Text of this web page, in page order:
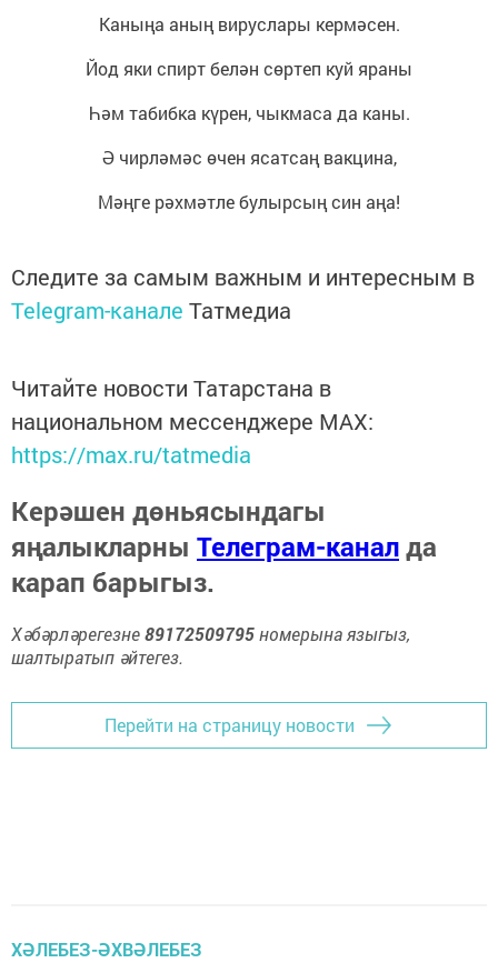
Каныңа аның вируслары кермәсен.
Йод яки спирт белән сөртеп куй яраны
Һәм табибка күрен, чыкмаса да каны.
Ә чирләмәс өчен ясатсаң вакцина,
Мәңге рәхмәтле булырсың син аңа!
Следите за самым важным и интересным в
Telegram-канале Татмедиа
Читайте новости Татарстана в
национальном мессенджере MАХ:
https://max.ru/tatmedia
Керәшен дөньясындагы
яңалыкларны Телеграм-каналда
карап барыгыз.
Хәбәрләрегезне89172509795номерына языгыз,
шалтыратып әйтегез.
Перейти на страницу новости
ХӘЛЕБЕЗ-ӘХВӘЛЕБЕЗ